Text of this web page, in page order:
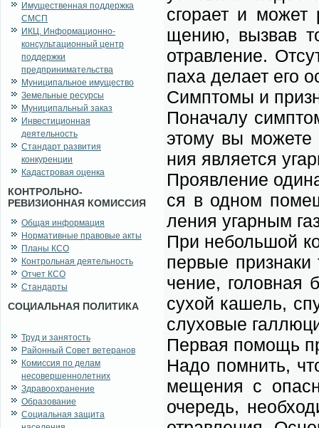
Имущественная поддержка
СМСП
ИКЦ. Информационно-
консультационный центр
поддержки
предпринимательства
Муниципальное имущество
Земельные ресурсы
Муниципальный заказ
Инвестиционная
деятельность
Стандарт развития
конкуренции
Кадастровая оценка
КОНТРОЛЬНО-
РЕВИЗИОННАЯ КОМИССИЯ
Общая информация
Нормативные правовые акты
Планы КСО
Контрольная деятельность
Отчет КСО
Стандарты
СОЦИАЛЬНАЯ ПОЛИТИКА
Труд и занятость
Районный Совет ветеранов
Комиссия по делам
несовершеннолетних
Здравоохранение
Образование
Социальная защита
сго­ра­ет и мо­жет
ще­нию, вы­звав
отрав­ле­ние.
па­ха де­ла­ет его
Симп­то­мы и
По­на­ча­лу
это­му вы мо­же­те
ния яв­ля­ет­ся
Про­яв­ле­ние
ся в од­ном
ле­ния угар­ным
При не­боль­шой
пер­вые при­зна­ки
че­ние, го­лов­ная
су­хой ка­шель,
слу­хо­вые
Пер­вая по­мощь
На­до пом­нить,
ме­ще­ния с
оче­редь,